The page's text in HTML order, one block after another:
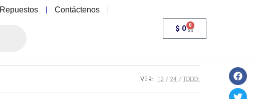
Repuestos Contáctenos
$ 0 0
VER: 12 24 TODO: